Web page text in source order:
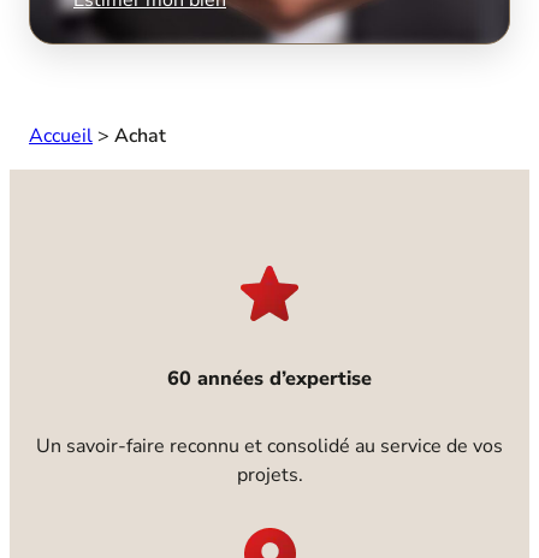
Accueil > Achat
60 années d’expertise
Un savoir-faire reconnu et consolidé au service de vos
projets.